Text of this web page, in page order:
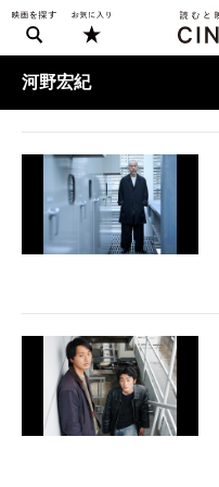
河野宏紀